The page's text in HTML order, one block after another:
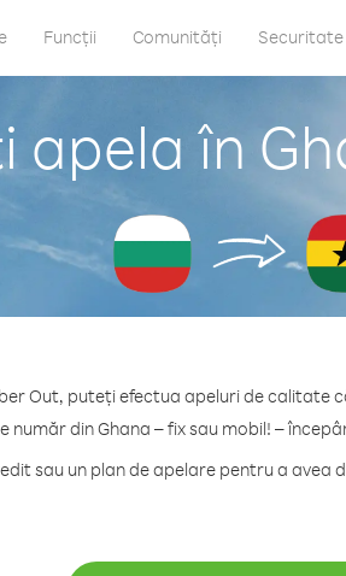
Funcții Comunități Securitate
apela în
Out, puteți efectua apeluri de calitate
număr din Ghana – fix sau mobil! –
sau un plan de apelare pentru a avea